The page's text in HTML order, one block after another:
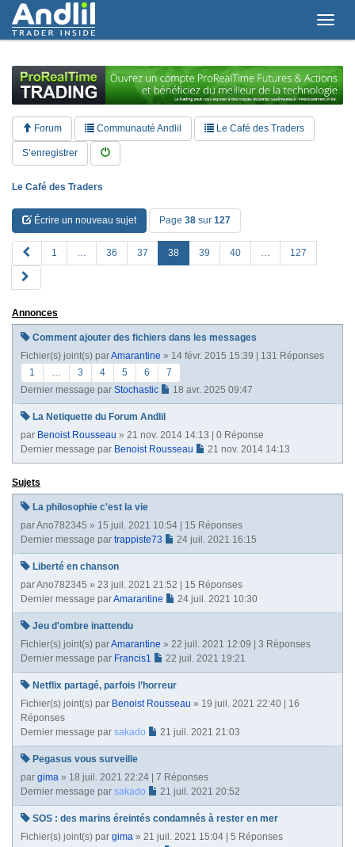
T
g
l
e
n
Forum Communauté Andlil Le Café des Traders
S’enregistrer
Le Café des Traders
Écrire un nouveau sujet Page 38 sur 127
R
V
1 … 36 37 38 39 40 … 127
u
v
n
t
e
Annonces
Comment ajouter des fichiers dans les messages
Fichier(s) joint(s) parAmarantine » 14 févr. 2015 15:39 | 131 Réponses
1
… 3 4 5 6
7
Dernier message par Stochastic 18 avr. 2025 09:47
La Netiquette du Forum Andlil
par Benoist Rousseau » 21 nov. 2014 14:13 | 0 Réponse
Dernier message par Benoist Rousseau 21 nov. 2014 14:13
Sujets
La philosophie c'est la vie
parAno782345 » 15 juil. 2021 10:54 | 15 Réponses
Dernier message par trappiste73 24 juil. 2021 16:15
Liberté en chanson
parAno782345 » 23 juil. 2021 21:52 | 15 Réponses
Dernier message parAmarantine 24 juil. 2021 10:30
Jeu d'ombre inattendu
Fichier(s) joint(s) parAmarantine » 22 juil. 2021 12:09 | 3 Réponses
Dernier message par Francis1 22 juil. 2021 19:21
Netflix partagé, parfois l’horreur
Fichier(s) joint(s) par Benoist Rousseau » 19 juil. 2021 22:40 | 16
Réponses
Dernier message par sakado 21 juil. 2021 21:03
Pegasus vous surveille
par gima » 18 juil. 2021 22:24 | 7 Réponses
Dernier message par sakado 21 juil. 2021 20:52
SOS : des marins éreintés condamnés à rester en mer
Fichier(s) joint(s) par gima » 21 juil. 2021 15:04 | 5 Réponses